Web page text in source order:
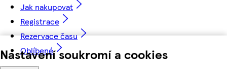
Nastavení soukromí a cookies
Jak nakupovat
Registrace
Rezervace času
Oblíbené